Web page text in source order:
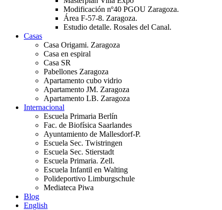
Modificación nº40 PGOU Zaragoza.
Área F-57-8. Zaragoza.
Estudio detalle. Rosales del Canal.
Casas
Casa Origami. Zaragoza
Casa en espiral
Casa SR
Pabellones Zaragoza
Apartamento cubo vidrio
Apartamento JM. Zaragoza
Apartamento LB. Zaragoza
Internacional
Escuela Primaria Berlín
Fac. de Biofísica Saarlandes
Ayuntamiento de Mallesdorf-P.
Escuela Sec. Twistringen
Escuela Sec. Stierstadt
Escuela Primaria. Zell.
Escuela Infantil en Walting
Polideportivo Limburgschule
Mediateca Piwa
Blog
English